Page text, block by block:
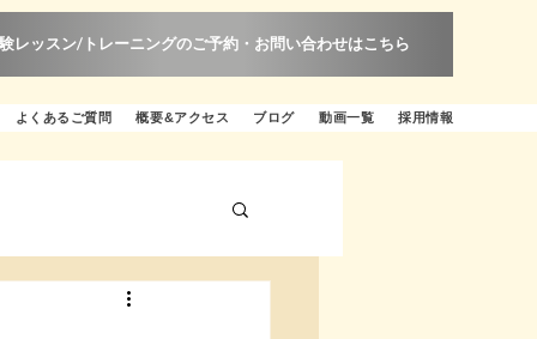
レッスン/トレーニングのご予約・お問い合わせはこちら
よくあるご質問 概要&アクセス ブログ 動画一覧 採用情報